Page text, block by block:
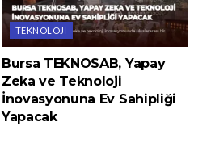
TEKNOLOJI
Bursa TEKNOSAB, Yapay
Zeka ve Teknoloji
İnovasyonuna Ev Sahipliği
Yapacak